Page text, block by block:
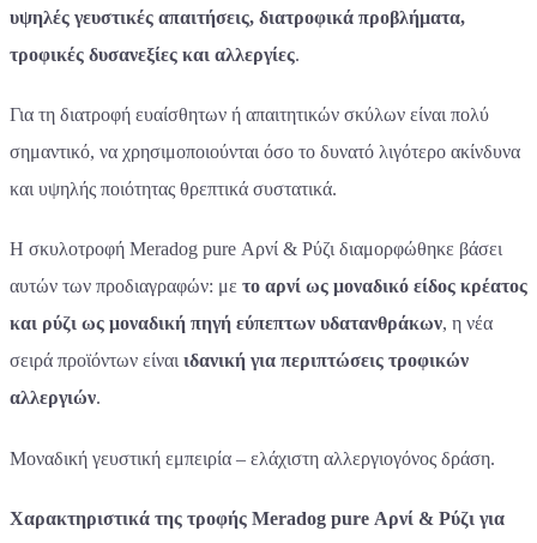
υψηλές γευστικές απαιτήσεις, διατροφικά προβλήματα,
τροφικές δυσανεξίες και αλλεργίες.
Για τη διατροφή ευαίσθητων ή απαιτητικών σκύλων είναι πολύ
σημαντικό, να χρησιμοποιούνται όσο το δυνατό λιγότερο ακίνδυνα
και υψηλής ποιότητας θρεπτικά συστατικά.
Η σκυλοτροφή Meradog pure Αρνί & Ρύζι διαμορφώθηκε βάσει
αυτών των προδιαγραφών: με το αρνί ως μοναδικό είδος κρέατος
και ρύζι ως μοναδική πηγή εύπεπτων υδατανθράκων, η νέα
σειρά προϊόντων είναι ιδανική για περιπτώσεις τροφικών
αλλεργιών.
Μοναδική γευστική εμπειρία – ελάχιστη αλλεργιογόνος δράση.
Χαρακτηριστικά της τροφής Meradog pure Αρνί & Ρύζι για